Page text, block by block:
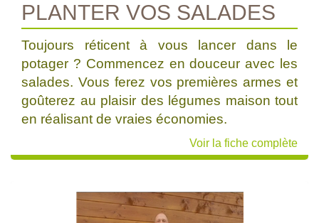
PLANTER VOS SALADES
Toujours réticent à vous lancer dans le
potager ? Commencez en douceur avec les
salades. Vous ferez vos premières armes et
goûterez au plaisir des légumes maison tout
en réalisant de vraies économies.
Voir la fiche complète